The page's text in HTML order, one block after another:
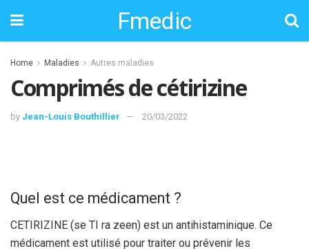
Fmedic
Home Maladies Autres maladies
Comprimés de cétirizine
by Jean-Louis Bouthillier 20/03/2022
Quel est ce médicament ?
CETIRIZINE (se TI ra zeen) est un antihistaminique. Ce
médicament est utilisé pour traiter ou prévenir les